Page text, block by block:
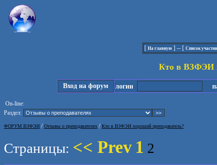
[ На главную ] -- [ Список
Кто в ВЗФЭИ
Вход на форум логин
On-line:
Раздел:
ФОРУМ ВЗФЭИ /Отзывы о преподавателях /Кто в ВЗФЭИ хороший преподаватель?
Страницы: << Prev 1 2